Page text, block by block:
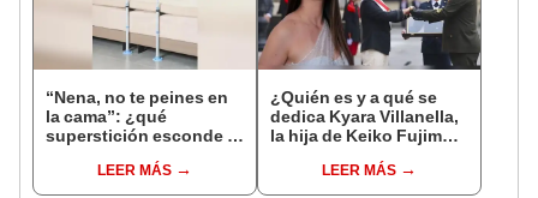
“Nena, no te peines en
la cama”: ¿qué
superstición esconde la
Enanitos Verdes?
LEER MÁS
¿Quién es y a qué se
dedica Kyara Villanella,
la hija de Keiko Fujimori
nivel nacional?
LEER MÁS